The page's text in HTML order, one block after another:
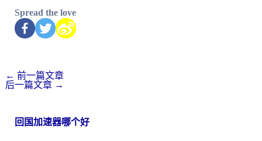
Spread the love
← 前一篇文章
后一篇文章 →
回国加速器哪个好